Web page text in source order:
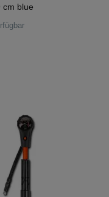
cm blue